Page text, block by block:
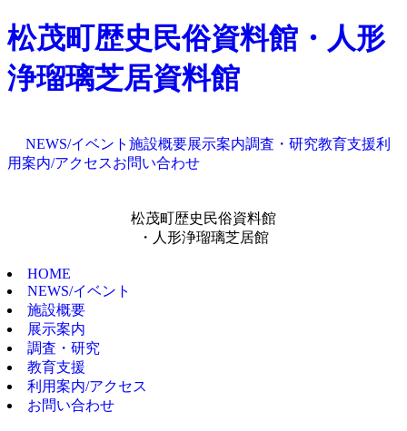
松茂町歴史民俗資料館・人形
浄瑠璃芝居資料館
NEWS/イベント 施設概要展示案内調査・研究教育支援利
用案内/アクセスお問い合わせ
松茂町歴史民俗資料館
・人形浄瑠璃芝居館
HOME
NEWS/イベント
施設概要
展示案内
調査・研究
教育支援
利用案内/アクセス
お問い合わせ